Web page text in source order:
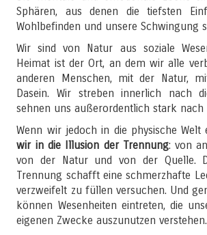
Sphären, aus denen die tiefsten
Wohlbefinden und unsere Schwingung
Wir sind von Natur aus soziale
Heimat ist der Ort, an dem wir alle
anderen Menschen, mit der Natur,
Dasein. Wir streben innerlich nach
sehnen uns außerordentlich stark nach
Wenn wir jedoch in die physische Welt
wir in die Illusion der Trennung: von
von der Natur und von der Quelle.
Trennung schafft eine schmerzhafte
verzweifelt zu füllen versuchen. Und
können Wesenheiten eintreten, die
eigenen Zwecke auszunutzen verstehen.